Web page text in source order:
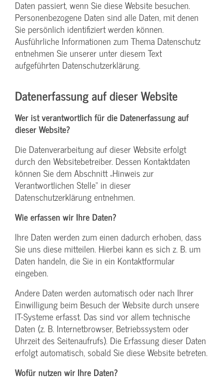
Daten passiert, wenn Sie diese Website besuchen.
Personenbezogene Daten sind alle Daten, mit denen
Sie persönlich identifiziert werden können.
Ausführliche Informationen zum Thema Datenschutz
entnehmen Sie unserer unter diesem Text
aufgeführten Datenschutzerklärung.
Datenerfassung auf dieser Website
Wer ist verantwortlich für die Datenerfassung auf
dieser Website?
Die Datenverarbeitung auf dieser Website erfolgt
durch den Websitebetreiber. Dessen Kontaktdaten
können Sie dem Abschnitt „Hinweis zur
Verantwortlichen Stelle“ in dieser
Datenschutzerklärung entnehmen.
Wie erfassen wir Ihre Daten?
Ihre Daten werden zum einen dadurch erhoben, dass
Sie uns diese mitteilen. Hierbei kann es sich z. B. um
Daten handeln, die Sie in ein Kontaktformular
eingeben.
Andere Daten werden automatisch oder nach Ihrer
Einwilligung beim Besuch der Website durch unsere
IT-Systeme erfasst. Das sind vor allem technische
Daten (z. B. Internetbrowser, Betriebssystem oder
Uhrzeit des Seitenaufrufs). Die Erfassung dieser Daten
erfolgt automatisch, sobald Sie diese Website betreten.
Wofür nutzen wir Ihre Daten?